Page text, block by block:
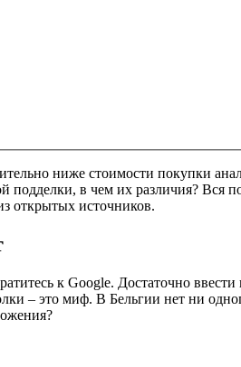
ниже стоимости покупки
подделки, в чем их различия? Вся
открытых источников.
к Google. Достаточно
– это миф. В Бельгии нет ни